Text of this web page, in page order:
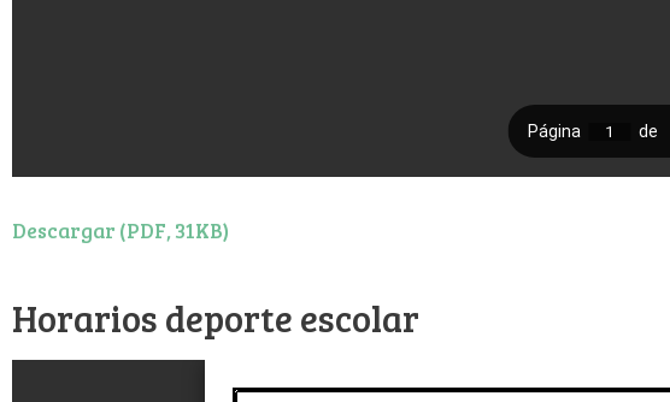
Descargar (PDF, 31KB)
Horarios deporte escolar